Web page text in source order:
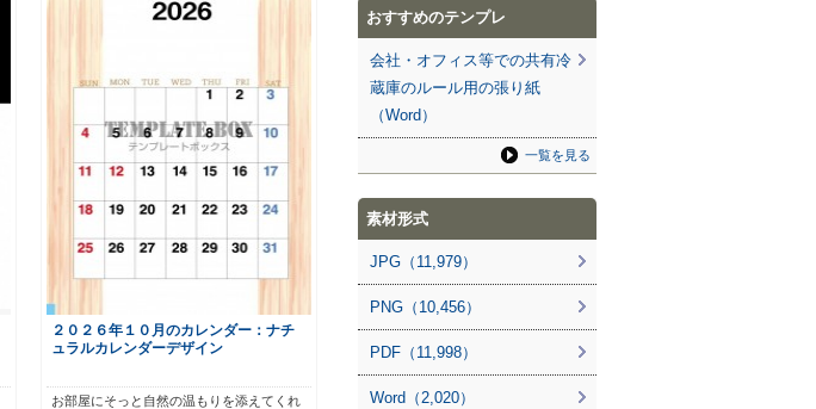
２０２６年１０月のカレンダー：ナチ
ュラルカレンダーデザイン
お部屋にそっと自然の温もりを添えてくれ
おすすめのテンプレ
会社・オフィス等での共有冷
蔵庫のルール用の張り紙
（Word）
一覧を見る
素材形式
JPG（11,979）
PNG（10,456）
PDF（11,998）
Word（2,020）